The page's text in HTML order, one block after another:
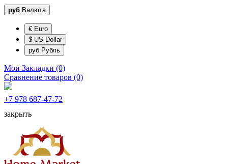
руб Валюта
€ Euro
$ US Dollar
руб Рубль
Мои Закладки (0)
Сравнение товаров (0)
+7 978 687-47-72
закрыть